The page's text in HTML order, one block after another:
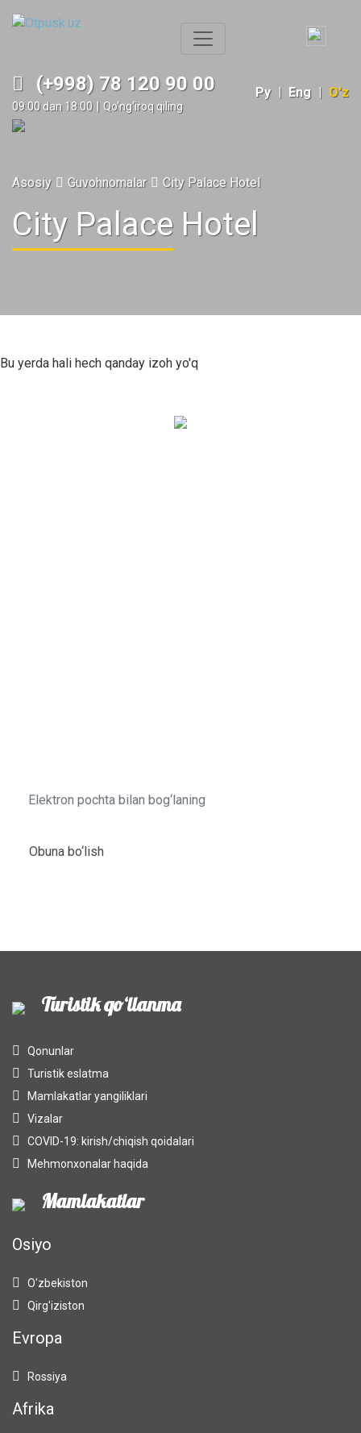
(+998) 78 120 90 00
09:00 dan 18:00 | Qo‘ng‘iroq qiling
Ру | Eng | O'z
Asosiy Guvohnomalar City Palace Hotel
City Palace Hotel
Bu yerda hali hech qanday izoh yo'q
Obuna bo‘lish
Turistik qo‘llanma
Qonunlar
Turistik eslatma
Mamlakatlar yangiliklari
Vizalar
COVID-19: kirish/chiqish qoidalari
Mehmonxonalar haqida
Mamlakatlar
Osiyo
O'zbekiston
Qirg'iziston
Evropa
Rossiya
Afrika